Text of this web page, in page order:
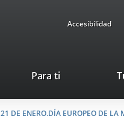
Accesibilidad
Para ti
21 DE ENERO.DÍA EUROPEO DE LA